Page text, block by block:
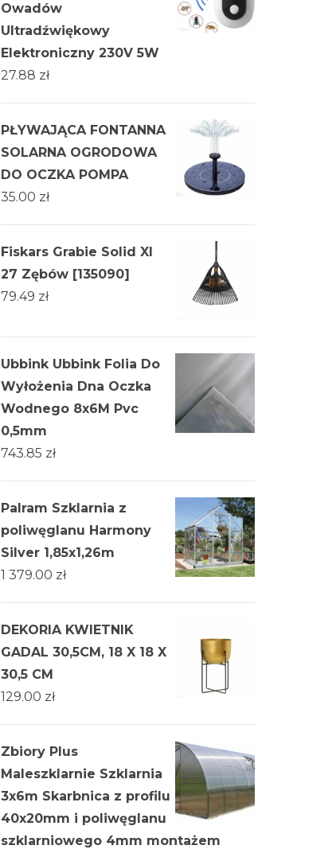
Owadów
Ultradźwiękowy
Elektroniczny 230V 5W
27.88 zł
PŁYWAJĄCA FONTANNA
SOLARNA OGRODOWA
DO OCZKA POMPA
35.00 zł
Fiskars Grabie Solid Xl
27 Zębów [135090]
79.49 zł
Ubbink Ubbink Folia Do
Wyłożenia Dna Oczka
Wodnego 8x6M Pvc
0,5mm
743.85 zł
Palram Szklarnia z
poliwęglanu Harmony
Silver 1,85x1,26m
1 379.00 zł
DEKORIA KWIETNIK
GADAL 30,5CM, 18 X 18 X
30,5 CM
129.00 zł
Zbiory Plus
Maleszklarnie Szklarnia
3х6m Skarbnica z profilu
40x20mm i poliwęglanu
szklarniowego 4mm montażem